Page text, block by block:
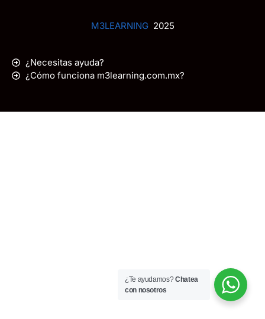
M3LEARNING2025
¿Necesitas ayuda?
¿Cómo funciona m3learning.com.mx?
¿Te ayudamos?Chatea
con nosotros